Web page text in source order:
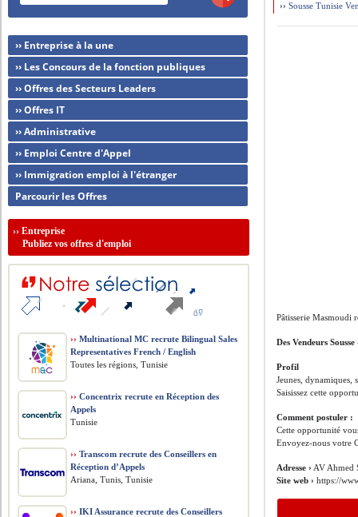
››Sousse Tunisie
Pâtisserie Masmoudi
Des Vendeurs Sousse
Profil
Jeunes, dynamiques,
Saisissez cette
Comment postuler :
Cette opportunité
Envoyez-nous votre
Adresse › AV Ahmed
Site web › https://
›› Entreprise à la une
›› Les Concours de la fonction publiques
›› Offres des Secteurs Leaders
›› Offres IT
›› Administrative
›› Emploi Centre d'Appel
›› Immigration emploi à l'étranger
Parcourir les Offres
››Entreprise
Publiez vos offres d'emploi
›› Multinational MC recrute Bilingual Sales
Representatives French / English
Toutes les régions, Tunisie
›› Concentrix recrute en Réception des
Appels
Tunisie
›› Transcom recrute des Conseillers en
Réception d’Appels
Ariana, Tunis, Tunisie
›› IKI Assurance recrute des Conseillers